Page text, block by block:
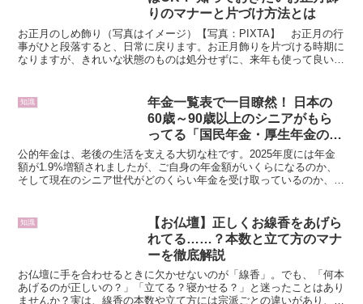
りのマナーと片づけ方法とは
お正月のしめ飾り（写真はイメージ）【写真：PIXTA】 お正月の行
事がひと段落すると、日常に戻ります。お正月飾りを片づける時期に
なりますが、きれいな状態のものは処分せずに、来年も使って良いの
知識
年金一覧表で一目瞭然！ 日本の
60歳～90歳以上のシニアがもら
ってる「国民年金・厚生年金の本
当の金額」
公的年金は、老後の生活を支える大切な柱です。2025年度には年金
額が1.9%増額されましたが、ご自身の年金額がいくらになるのか、
そして現在のシニア世代がどのくらい年金を受け取っているのか、気
知識
【お仏壇】正しくお線香をあげら
れてる……？本数と立て方のマナ
ーを徹底解説
お仏壇に手を合わせるときに欠かせないのが「線香」。でも、「何本
あげるのが正しいの？」「立てる？寝かせる？」と迷ったことはあり
ませんか？実は、線香の本数や立て方には宗派ごとの違いがあり、地